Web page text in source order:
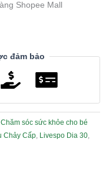
Shopee Mall
đảm bảo
Chăm sóc sức khỏe cho bé
Chảy Cấp, Livespo Dia 30,